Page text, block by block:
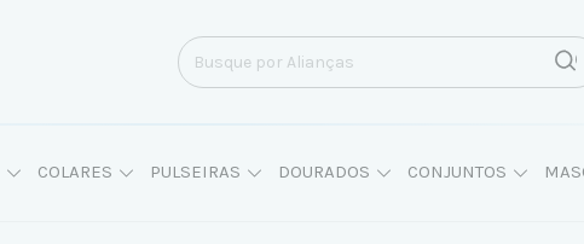
COLARES PULSEIRAS DOURADOS CONJUNTOS